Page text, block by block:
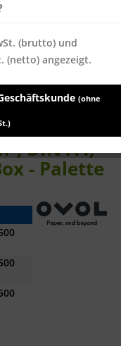
DIN A4,
- Palette
(brutto) und
(netto) angezeigt.
(ohne